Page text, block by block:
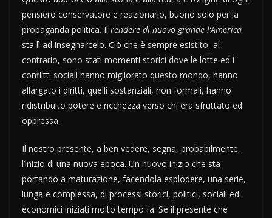
pensiero conservatore e reazionario, buono solo per la
propaganda politica. Il rendere di nuovo grande l’America
sta lì ad insegnarcelo. Ciò che è sempre esistito, al
contrario, sono stati momenti storici dove le lotte ed i
conflitti sociali hanno migliorato questo mondo, hanno
allargato i diritti, quelli sostanziali, non formali, hanno
ridistribuito potere e ricchezza verso chi era sfruttato ed
oppressa.
Il nostro presente, a ben vedere, segna, probabilmente,
l’inizio di una nuova epoca. Un nuovo inizio che sta
portando a maturazione, facendola esplodere, una serie,
lunga e complessa, di processi storici, politici, sociali ed
economici iniziati molto tempo fa. Se il presente che